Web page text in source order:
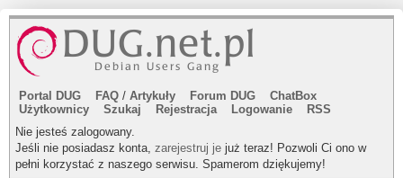
Portal DUG FAQ / Artykuły Forum DUG
ChatBox
Użytkownicy
Szukaj Rejestracja Logowanie
RSS
Nie jesteś zalogowany.
Jeśli nie posiadasz konta, zarejestruj je już teraz! Pozwoli Ci ono w
pełni korzystać z naszego serwisu. Spamerom dziękujemy!